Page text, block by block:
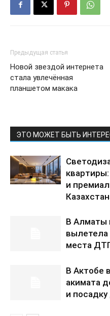
Предыдущая статья
Новой звездой интернета
стала увлечённая
планшетом макака
ЭТО МОЖЕТ БЫТЬ
и
В Алматы
вылетела
места
В Актобе
акимата
и